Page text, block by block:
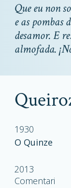
Que eu non
e as pombas
desamor. E
almofada.
1930
O Quinze
2013
Comentari